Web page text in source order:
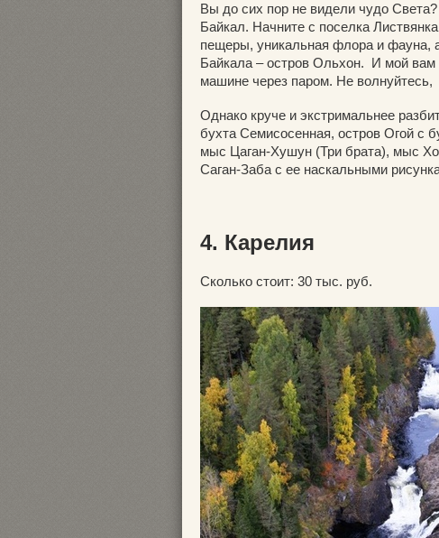
Вы до сих пор не видели чудо
Байкал. Начните с поселка
пещеры, уникальная флора и фауна,
Байкала – остров Ольхон. И мой вам
машине через паром. Не
Однако круче и экстримальнее
бухта Семисосенная, остров Огой с
мыс Цаган-Хушун (Три брата), мыс
Саган-Заба с ее наскальными
4. Карелия
Сколько стоит: 30 тыс. руб.